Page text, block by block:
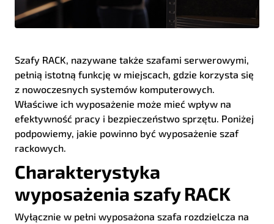
Szafy RACK, nazywane także szafami serwerowymi,
pełnią istotną funkcję w miejscach, gdzie korzysta się
z nowoczesnych systemów komputerowych.
Właściwe ich wyposażenie może mieć wpływ na
efektywność pracy i bezpieczeństwo sprzętu. Poniżej
podpowiemy, jakie powinno być wyposażenie szaf
rackowych.
Charakterystyka
wyposażenia szafy RACK
Wyłącznie w pełni wyposażona szafa rozdzielcza na